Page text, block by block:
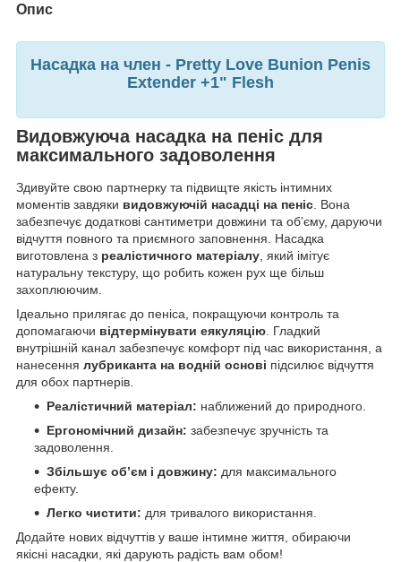
Опис
Насадка на член - Pretty Love Bunion Penis
Extender +1" Flesh
Видовжуюча насадка на пеніс для
максимального задоволення
Здивуйте свою партнерку та підвищте якість інтимних
моментів завдяки видовжуючій насадці на пеніс . Вона
забезпечує додаткові сантиметри довжини та об’єму, даруючи
відчуття повного та приємного заповнення. Насадка
виготовлена з реалістичного матеріалу , який імітує
натуральну текстуру, що робить кожен рух ще більш
захоплюючим.
Ідеально прилягає до пеніса, покращуючи контроль та
допомагаючи відтермінувати еякуляцію . Гладкий
внутрішній канал забезпечує комфорт під час використання, а
нанесення лубриканта на водній основі підсилює відчуття
для обох партнерів.
Реалістичний матеріал: наближений до природного.
Ергономічний дизайн: забезпечує зручність та
задоволення.
Збільшує об’єм і довжину: для максимального
ефекту.
Легко чистити: для тривалого використання.
Додайте нових відчуттів у ваше інтимне життя, обираючи
якісні насадки, які дарують радість вам обом!